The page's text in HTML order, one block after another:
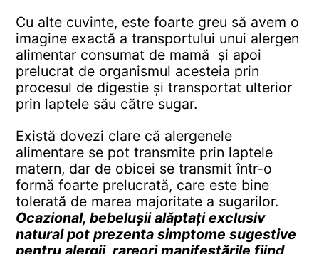
Cu alte cuvinte, este foarte greu să avem o
imagine exactă a transportului unui alergen
alimentar consumat de mamă și apoi
prelucrat de organismul acesteia prin
procesul de digestie și transportat ulterior
prin laptele său către sugar.
Există dovezi clare că alergenele
alimentare se pot transmite prin laptele
matern, dar de obicei se transmit într-o
formă foarte prelucrată, care este bine
tolerată de marea majoritate a sugarilor.
Ocazional, bebelușii alăptați exclusiv
natural pot prezenta simptome sugestive
pentru alergii, rareori manifestările fiind